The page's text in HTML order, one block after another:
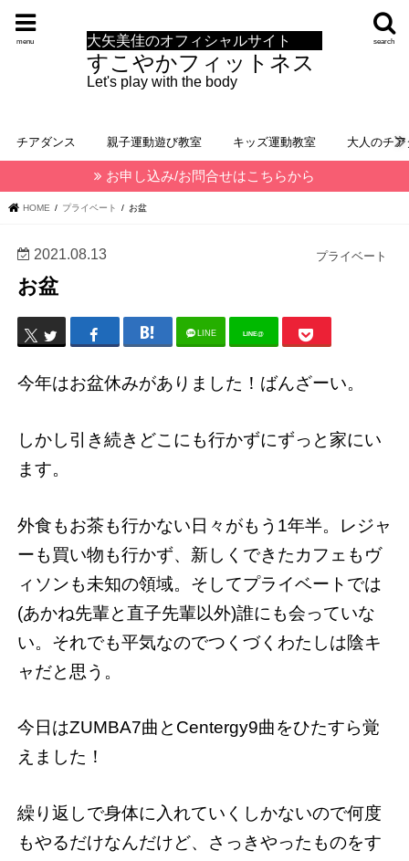
大矢美佳のオフィシャルサイト
すこやかフィットネス
Let's play with the body
search
menu
チアダンス 親子運動遊び教室 キッズ運動教室 大人のチ
お申し込み/お問合せはこちらから
HOME プライベート お盆
プライベート
2021.08.13
お盆
LINE LINE@
今年はお盆休みがありました！ばんざーい。
しかし引き続きどこにも行かずにずっと家にい
ます。
外食もお茶も行かない日々がもう1年半。レジャ
ーも買い物も行かず、新しくできたカフェもヴ
ィソンも未知の領域。そしてプライベートでは
(あかね先輩と直子先輩以外)誰にも会っていな
い。それでも平気なのでつくづくわたしは陰キ
ャだと思う。
今日はZUMBA7曲とCentergy9曲をひたすら覚
えました！
繰り返しで身体に入れていくしかないので何度
もやるだけなんだけど、さっきやったものをす